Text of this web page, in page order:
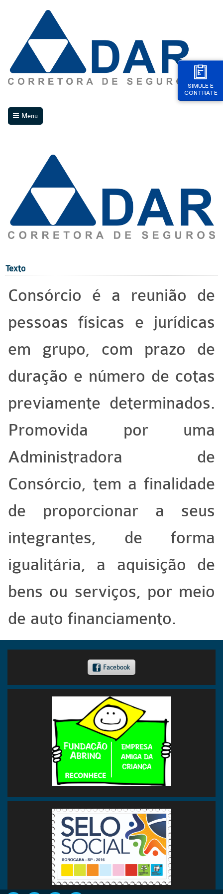
SIMULE E
CONTRATE
Menu
Texto
Consórcio é a reunião de
pessoas físicas e jurídicas
em grupo, com prazo de
duração e número de cotas
previamente determinados.
Promovida por uma
Administradora de
Consórcio, tem a finalidade
de proporcionar a seus
integrantes, de forma
igualitária, a aquisição de
bens ou serviços, por meio
de auto financiamento.
Facebook